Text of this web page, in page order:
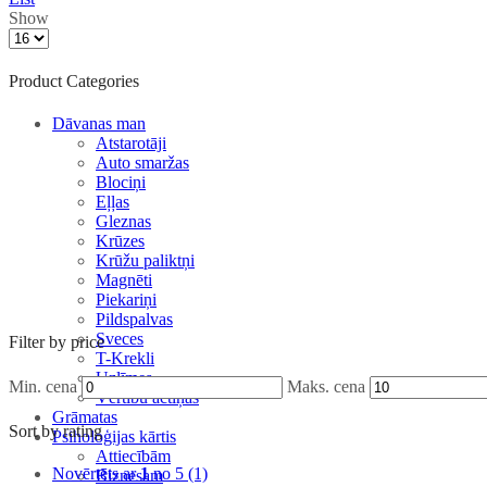
Show
Product Categories
Dāvanas man
Atstarotāji
Auto smaržas
Blociņi
Eļļas
Gleznas
Krūzes
Krūžu paliktņi
Magnēti
Piekariņi
Pildspalvas
Sveces
T-Krekli
Uzlīmes
Vērtību actiņas
Grāmatas
Psiholoģijas kārtis
Attiecībām
Biznesam
Filter by price
Min. cena Maks. cena
Sort by rating
Novērtēts ar1no 5 (1)